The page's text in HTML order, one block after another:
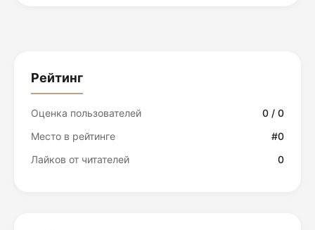
Рейтинг
Оценка пользователей
0 / 0
Место в рейтинге
#0
Лайков от читателей
0